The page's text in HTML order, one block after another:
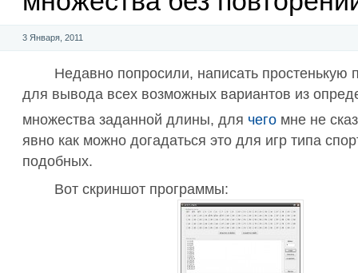
3 Января, 2011
Недавно попросили, написать простенькую
для вывода всех возможных вариантов из
множества заданной длины, для чего мне не
явно как можно догадаться это для игр типа
подобных.
Вот скриншот программы: